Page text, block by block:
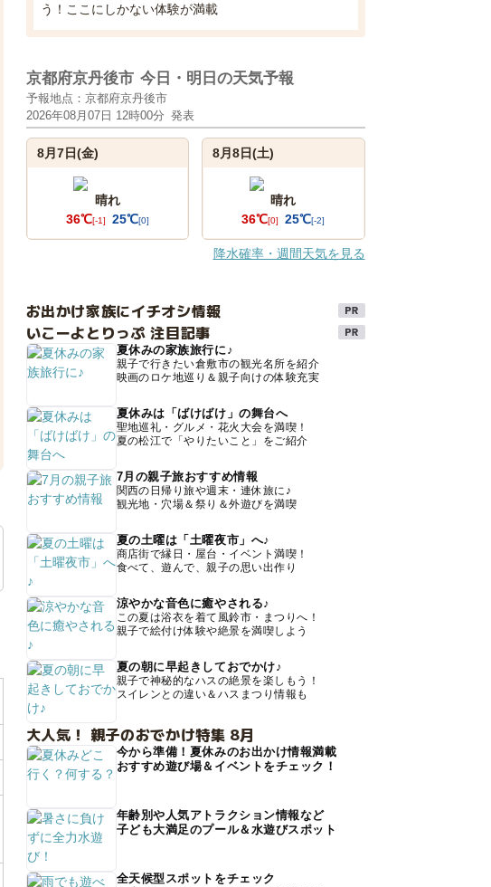
う！ここにしかない体験が満載
京都府京丹後市 今日・明日の天気予報
予報地点：京都府京丹後市
2026年08月07日 12時00分 発表
8月7日(金)
晴れ
36℃[-1] 25℃[0]
8月8日(土)
晴れ
36℃[0] 25℃[-2]
降水確率・週間天気を見る
お出かけ家族にイチオシ情報
いこーよとりっぷ 注目記事
夏休みの家族旅行に♪
親子で行きたい倉敷市の観光名所を紹介
映画のロケ地巡り＆親子向けの体験充実
夏休みは「ばけばけ」の舞台へ
聖地巡礼・グルメ・花火大会を満喫！
夏の松江で「やりたいこと」をご紹介
7月の親子旅おすすめ情報
関西の日帰り旅や週末・連休旅に♪
観光地・穴場＆祭り＆外遊びを満喫
夏の土曜は「土曜夜市」へ♪
商店街で縁日・屋台・イベント満喫！
食べて、遊んで、親子の思い出作り
涼やかな音色に癒やされる♪
この夏は浴衣を着て風鈴市・まつりへ！
親子で絵付け体験や絶景を満喫しよう
夏の朝に早起きしておでかけ♪
親子で神秘的なハスの絶景を楽しもう！
スイレンとの違い＆ハスまつり情報も
大人気！ 親子のおでかけ特集 8月
今から準備！夏休みのお出かけ情報満載
おすすめ遊び場＆イベントをチェック！
年齢別や人気アトラクション情報など
子ども大満足のプール＆水遊びスポット
全天候型スポットをチェック